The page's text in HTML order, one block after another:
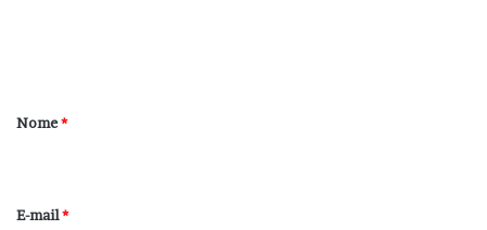
r
*
Nome*
E-mail*